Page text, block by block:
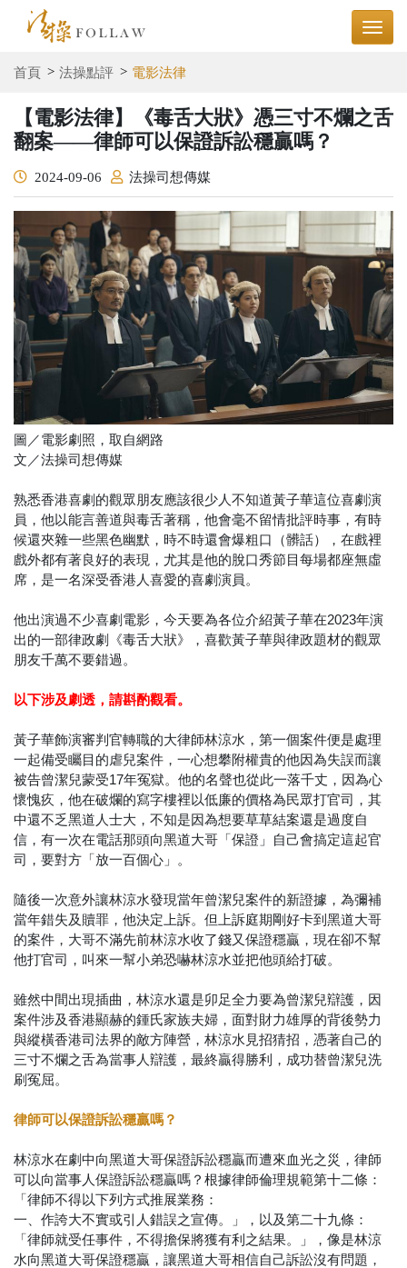
首頁 法操點評 電影法律
【電影法律】《毒舌大狀》憑三寸不爛之舌
翻案——律師可以保證訴訟穩贏嗎？
2024-09-06 法操司想傳媒
圖／電影劇照，取自網路
文／法操司想傳媒
熟悉香港喜劇的觀眾朋友應該很少人不知道黃子華這位喜劇演
員，他以能言善道與毒舌著稱，他會毫不留情批評時事，有時
候還夾雜一些黑色幽默，時不時還會爆粗口（髒話），在戲裡
戲外都有著良好的表現，尤其是他的脫口秀節目每場都座無虛
席，是一名深受香港人喜愛的喜劇演員。
他出演過不少喜劇電影，今天要為各位介紹黃子華在2023年演
出的一部律政劇《毒舌大狀》，喜歡黃子華與律政題材的觀眾
朋友千萬不要錯過。
以下涉及劇透，請斟酌觀看。
黃子華飾演審判官轉職的大律師林涼水，第一個案件便是處理
一起備受矚目的虐兒案件，一心想攀附權貴的他因為失誤而讓
被告曾潔兒蒙受17年冤獄。他的名聲也從此一落千丈，因為心
懷愧疚，他在破爛的寫字樓裡以低廉的價格為民眾打官司，其
中還不乏黑道人士大，不知是因為想要草草結案還是過度自
信，有一次在電話那頭向黑道大哥「保證」自己會搞定這起官
司，要對方「放一百個心」。
隨後一次意外讓林涼水發現當年曾潔兒案件的新證據，為彌補
當年錯失及贖罪，他決定上訴。但上訴庭期剛好卡到黑道大哥
的案件，大哥不滿先前林涼水收了錢又保證穩贏，現在卻不幫
他打官司，叫來一幫小弟恐嚇林涼水並把他頭給打破。
雖然中間出現插曲，林涼水還是卯足全力要為曾潔兒辯護，因
案件涉及香港顯赫的鍾氏家族夫婦，面對財力雄厚的背後勢力
與縱橫香港司法界的敵方陣營，林涼水見招猜招，憑著自己的
三寸不爛之舌為當事人辯護，最終贏得勝利，成功替曾潔兒洗
刷冤屈。
律師可以保證訴訟穩贏嗎？
林涼水在劇中向黑道大哥保證訴訟穩贏而遭來血光之災，律師
可以向當事人保證訴訟穩贏嗎？根據律師倫理規範第十二條：
「律師不得以下列方式推展業務：
一、作誇大不實或引人錯誤之宣傳。」，以及第二十九條：
「律師就受任事件，不得擔保將獲有利之結果。」，像是林涼
水向黑道大哥保證穩贏，讓黑道大哥相信自己訴訟沒有問題，